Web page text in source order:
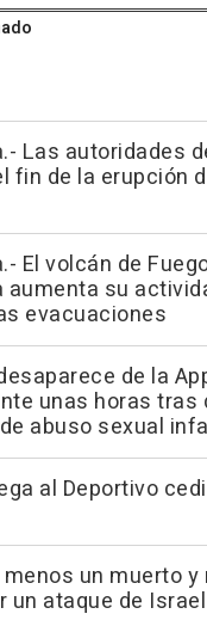
Las autoridades
fin de la erupción
El volcán de
aumenta su
evacuaciones
de la
unas horas tras
abuso sexual
al Deportivo
menos un muerto
un ataque de